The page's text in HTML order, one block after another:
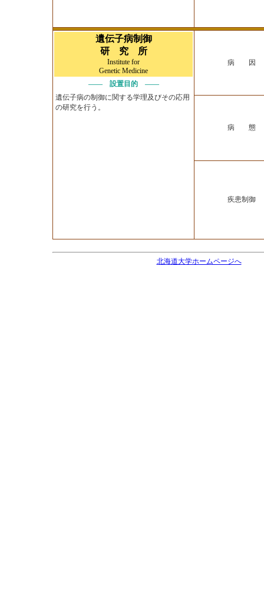
遺伝子病制御
研 究 所
Institute for
Genetic Medicine
―― 設置目的 ――
遺伝子病の制御に関する学理及びその応用
の研究を行う。
病 因
病 態
疾患制御
北海道大学ホームページへ